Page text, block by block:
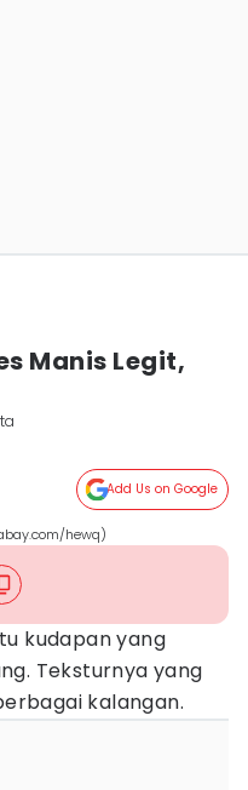
Manis Legit,
Add Us on Google
hewq)
kudapan yang
Teksturnya yang
kalangan.